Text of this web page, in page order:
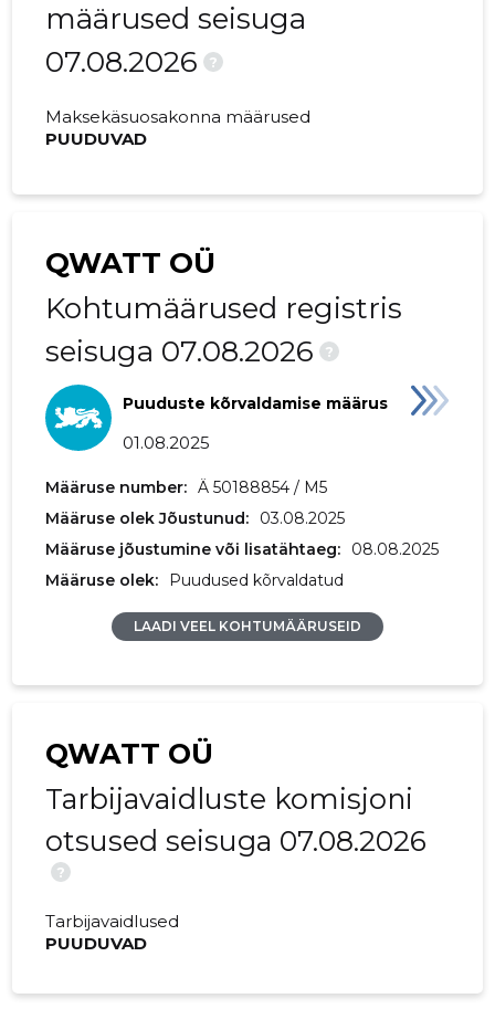
määrused seisuga
07.08.2026
?
Maksekäsuosakonna määrused
PUUDUVAD
QWATT OÜ
Kohtumäärused registris
seisuga 07.08.2026
?
Puuduste kõrvaldamise määrus
01.08.2025
Määruse number: Ä 50188854 / M5
Määruse olek Jõustunud:
03.08.2025
Määruse jõustumine või lisatähtaeg:
08.08.2025
Määruse olek:
Puudused kõrvaldatud
LAADI VEEL KOHTUMÄÄRUSEID
QWATT OÜ
Tarbijavaidluste komisjoni
otsused seisuga 07.08.2026
?
Tarbijavaidlused
PUUDUVAD